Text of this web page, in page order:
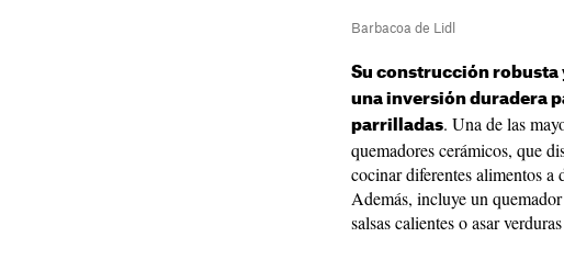
Barbacoa de Lidl
Su construcción robusta
una inversión duradera
parrilladas. Una de las
quemadores cerámicos, que
cocinar diferentes alimentos a
Además, incluye un
salsas calientes o asar